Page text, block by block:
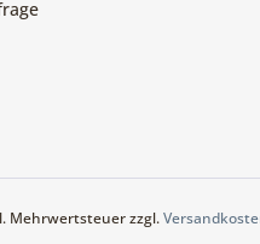
Mehrwertsteuer zzgl.